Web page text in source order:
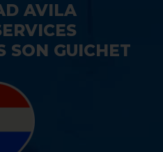
AVILA
SON GUICHET